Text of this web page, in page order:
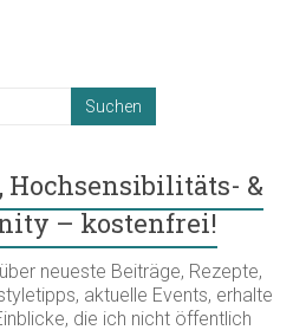
&
– kostenfrei!
neueste Beiträge, Rezepte,
aktuelle Events, erhalte
die ich nicht öffentlich